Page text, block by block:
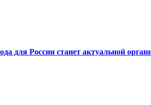
для России станет актуальной